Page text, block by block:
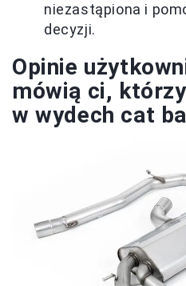
niezastąpiona i
decyzji.
Opinie
mówią ci,
w wydech cat